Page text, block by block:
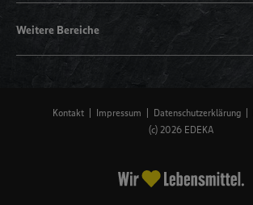
Weitere Bereiche
Kontakt Impressum Datenschutzerklärung
(c) 2026 EDEKA